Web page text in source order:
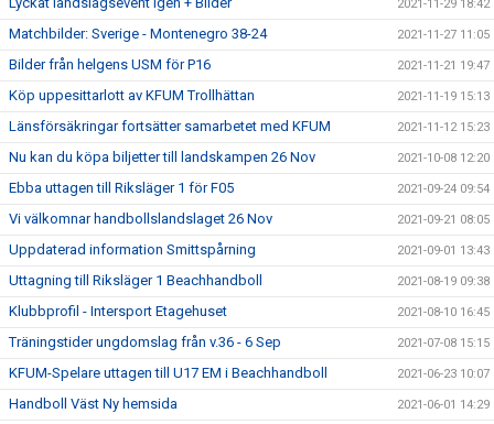
2021-11-29 18:42
Matchbilder: Sverige - Montenegro 38-24 2021-11-27 11:05
Bilder från helgens USM för P16 2021-11-21 19:47
Köp uppesittarlott av KFUM Trollhättan 2021-11-19 15:13
Länsförsäkringar fortsätter samarbetet med KFUM 2021-11-12 15:23
Nu kan du köpa biljetter till landskampen 26 Nov 2021-10-08 12:20
Ebba uttagen till Riksläger 1 för F05 2021-09-24 09:54
Vi välkomnar handbollslandslaget 26 Nov 2021-09-21 08:05
Uppdaterad information Smittspårning 2021-09-01 13:43
Uttagning till Riksläger 1 Beachhandboll 2021-08-19 09:38
Klubbprofil - Intersport Etagehuset 2021-08-10 16:45
Träningstider ungdomslag från v.36 - 6 Sep 2021-07-08 15:15
KFUM-Spelare uttagen till U17 EM i Beachhandboll 2021-06-23 10:07
Handboll Väst Ny hemsida 2021-06-01 14:29